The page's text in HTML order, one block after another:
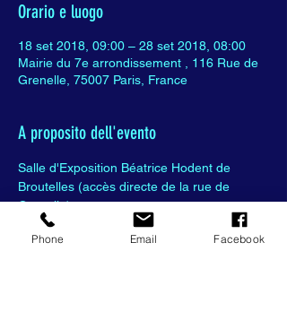
Orario e luogo
18 set 2018, 09:00 – 28 set 2018, 08:00
Mairie du 7e arrondissement , 116 Rue de
Grenelle, 75007 Paris, France
A proposito dell'evento
Salle d'Exposition Béatrice Hodent de
Broutelles (accès directe de la rue de
Grenelle)
Phone Email Facebook